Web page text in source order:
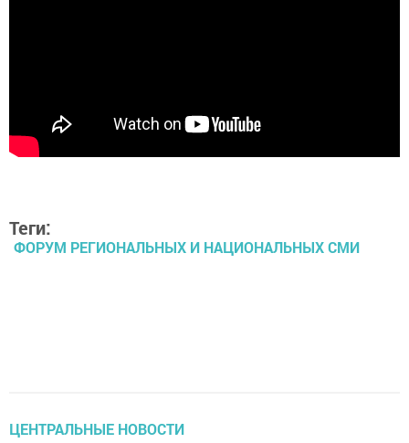
Теги:
ФОРУМ РЕГИОНАЛЬНЫХ И НАЦИОНАЛЬНЫХ СМИ
ЦЕНТРАЛЬНЫЕ НОВОСТИ